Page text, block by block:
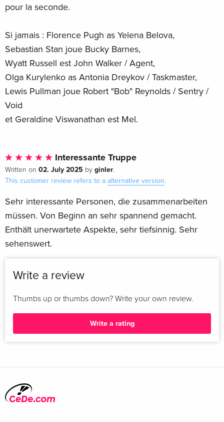
pour la seconde.
Si jamais : Florence Pugh as Yelena Belova,
Sebastian Stan joue Bucky Barnes,
Wyatt Russell est John Walker / Agent,
Olga Kurylenko as Antonia Dreykov / Taskmaster,
Lewis Pullman joue Robert "Bob" Reynolds / Sentry /
Void
et Geraldine Viswanathan est Mel.
Interessante Truppe
Written on 02. July 2025 by ginler.
This customer review refers to a alternative version.
Sehr interessante Personen, die zusammenarbeiten
müssen. Von Beginn an sehr spannend gemacht.
Enthält unerwartete Aspekte, sehr tiefsinnig. Sehr
sehenswert.
Write a review
Thumbs up or thumbs down? Write your own review.
Write a rating